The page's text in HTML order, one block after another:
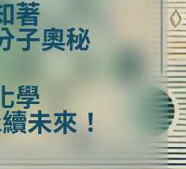
著
奧秘
學
來！